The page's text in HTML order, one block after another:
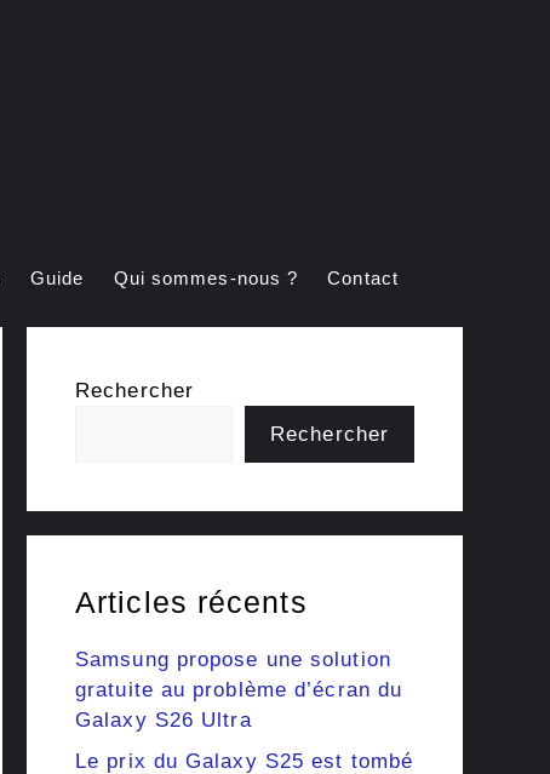
Guide Qui sommes-nous ? Contact
Rechercher
Rechercher
Articles récents
Samsung propose une solution
gratuite au problème d’écran du
Galaxy S26 Ultra
Le prix du Galaxy S25 est tombé